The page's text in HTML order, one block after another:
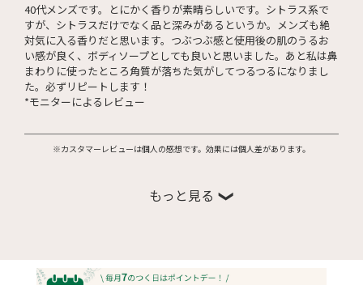
40代メンズです。とにかく香りが素晴らしいです。シトラス系で
すが、シトラスだけでなく品と深みがあるというか。メンズも絶
対気に入る香りだと思います。つぶつぶ感と使用後の肌のうるお
い感が良く、ボディソープとしても良いと思いました。あと私は鼻
まわりに使ったところ角質が落ちた気がしてつるつるになりまし
た。必ずリピートします！
*モニターによるレビュー
※カスタマーレビューは個人の感想です。効果には個人差があります。
もっと見る